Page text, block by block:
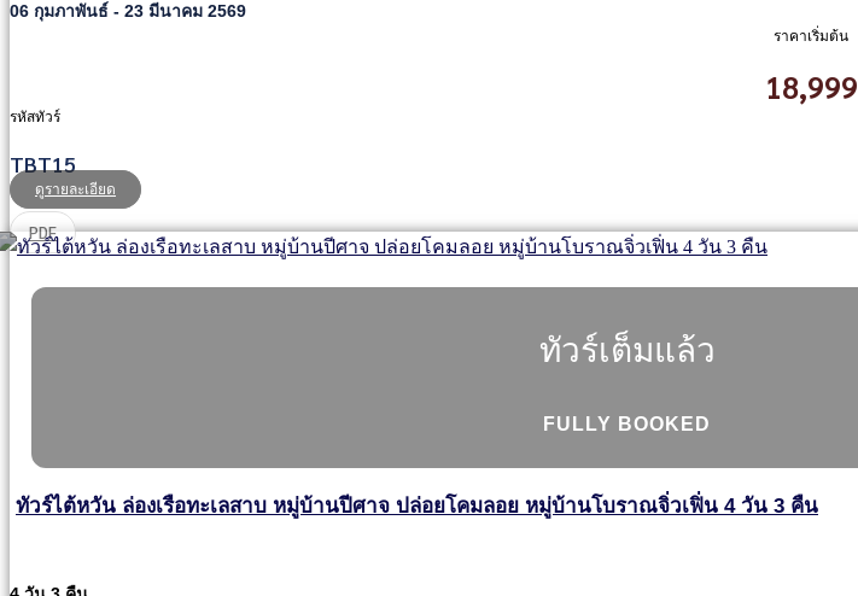
06 กุมภาพันธ์ - 23 มีนาคม 2569
ราคาเริ่มต้น
18,999
รหัสทัวร์
TBT15
ดูรายละเอียด
PDF
ทัวร์เต็มแล้ว
FULLY BOOKED
ทัวร์ไต้หวัน ล่องเรือทะเลสาบ หมู่บ้านปีศาจ ปล่อยโคมลอย หมู่บ้านโบราณจิ่วเฟิ่น 4 วัน 3 คืน